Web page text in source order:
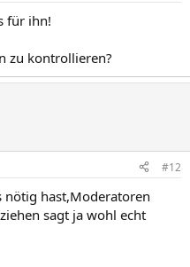
für ihn!
zu kontrollieren?
#12
nötig hast,Moderatoren
sagt ja wohl echt